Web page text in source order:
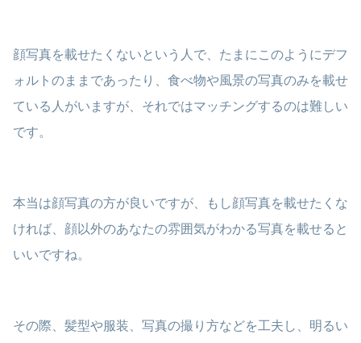
顔写真を載せたくないという人で、たまにこのようにデフ
ォルトのままであったり、食べ物や風景の写真のみを載せ
ている人がいますが、それではマッチングするのは難しい
です。
本当は顔写真の方が良いですが、もし顔写真を載せたくな
ければ、顔以外のあなたの雰囲気がわかる写真を載せると
いいですね。
その際、髪型や服装、写真の撮り方などを工夫し、明るい